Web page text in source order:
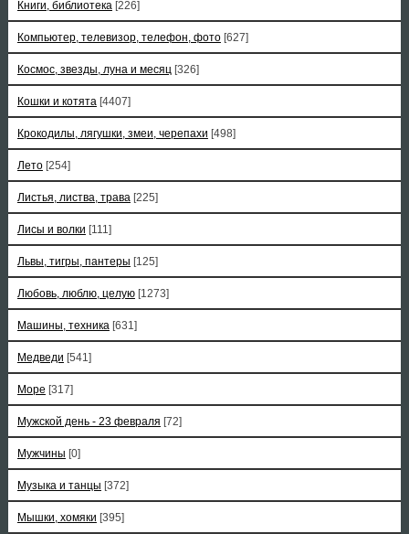
Книги, библиотека [226]
Компьютер, телевизор, телефон, фото [627]
Космос, звезды, луна и месяц [326]
Кошки и котята [4407]
Крокодилы, лягушки, змеи, черепахи [498]
Лето [254]
Листья, листва, трава [225]
Лисы и волки [111]
Львы, тигры, пантеры [125]
Любовь, люблю, целую [1273]
Машины, техника [631]
Медведи [541]
Море [317]
Мужской день - 23 февраля [72]
Мужчины [0]
Музыка и танцы [372]
Мышки, хомяки [395]